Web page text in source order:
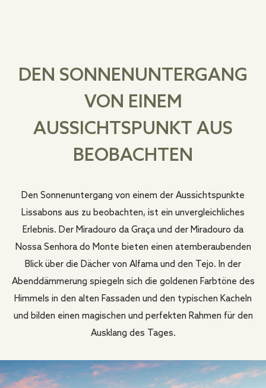
DEN SONNENUNTERGANG
VON EINEM
AUSSICHTSPUNKT AUS
BEOBACHTEN
Den Sonnenuntergang von einem der Aussichtspunkte
Lissabons aus zu beobachten, ist ein unvergleichliches
Erlebnis. Der Miradouro da Graça und der Miradouro da
Nossa Senhora do Monte bieten einen atemberaubenden
Blick über die Dächer von Alfama und den Tejo. In der
Abenddämmerung spiegeln sich die goldenen Farbtöne des
Himmels in den alten Fassaden und den typischen Kacheln
und bilden einen magischen und perfekten Rahmen für den
Ausklang des Tages.